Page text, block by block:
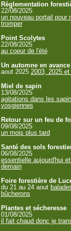
Règlementation
22/08/2025
un nouveau portail pour
tromper
Point Scolytes
22/08/2025
au coeur de l'été
Un automne en avance
aout 2025 2003, 2025
Miel de sapin
13/08/2025
agitations dans les
vosgiennes
Retour sur un feu de
09/08/2025
un mois plus tard
Santé des sols
06/08/2025
essentielle aujourd'hui
demain
Foire forestière de
du 21 au 24 aout
bûcherons
Plantes et sécheresse
01/08/2025
il fait chaud donc je